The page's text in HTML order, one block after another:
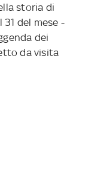
storia di
31 del mese -
dei
da visita